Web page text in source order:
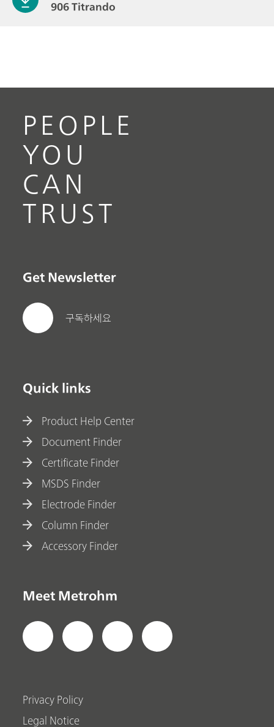
906 Titrando
PEOPLE
YOU
CAN
TRUST
Get Newsletter
구독하세요
Quick links
Product Help Center
Document Finder
Certificate Finder
MSDS Finder
Electrode Finder
Column Finder
Accessory Finder
Meet Metrohm
Privacy Policy
Legal Notice